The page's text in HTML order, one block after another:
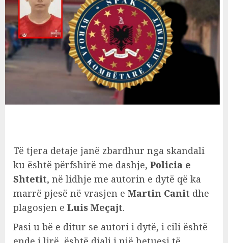
Të tjera detaje janë zbardhur nga skandali
ku është përfshirë me dashje, Policia e
Shtetit, në lidhje me autorin e dytë që ka
marrë pjesë në vrasjen e Martin Canit dhe
plagosjen e Luis Meçajt.
Pasi u bë e ditur se autori i dytë, i cili është